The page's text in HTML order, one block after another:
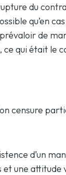
du
qu’en
de
qui était le
censure
d’un
une attitude